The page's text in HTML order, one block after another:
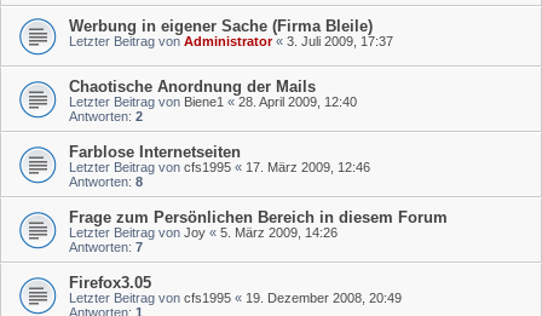
Werbung in eigener Sache (Firma Bleile)
Letzter Beitrag von Administrator« 3. Juli 2009, 17:37
Chaotische Anordnung der Mails
Letzter Beitrag von Biene1 « 28. April 2009, 12:40
Antworten: 2
Farblose Internetseiten
Letzter Beitrag von cfs1995 « 17. März 2009, 12:46
Antworten: 8
Frage zum Persönlichen Bereich in diesem Forum
Letzter Beitrag von Joy « 5. März 2009, 14:26
Antworten: 7
Firefox3.05
Letzter Beitrag von cfs1995 « 19. Dezember 2008, 20:49
Antworten: 1